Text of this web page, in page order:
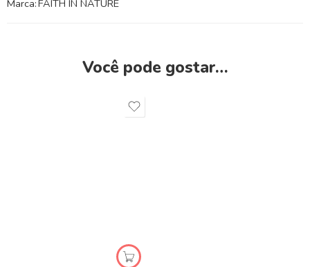
Marca:FAITH IN NATURE
Você pode gostar…